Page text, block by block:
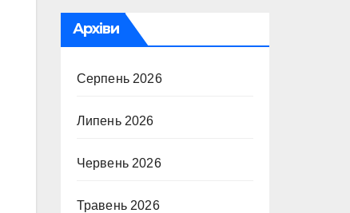
Архіви
Серпень 2026
Липень 2026
Червень 2026
Травень 2026